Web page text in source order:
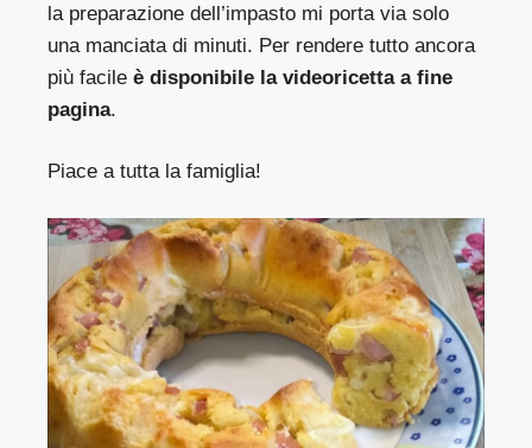
la preparazione dell’impasto mi porta via solo
una manciata di minuti. Per rendere tutto ancora
più facile è disponibile la videoricetta a fine
pagina.
Piace a tutta la famiglia!